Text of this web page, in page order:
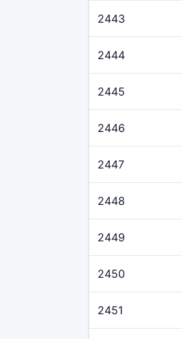
2443
2444
2445
2446
2447
2448
2449
2450
2451